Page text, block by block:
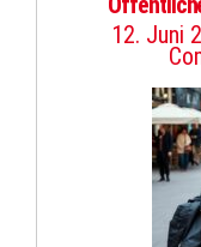
12. Juni